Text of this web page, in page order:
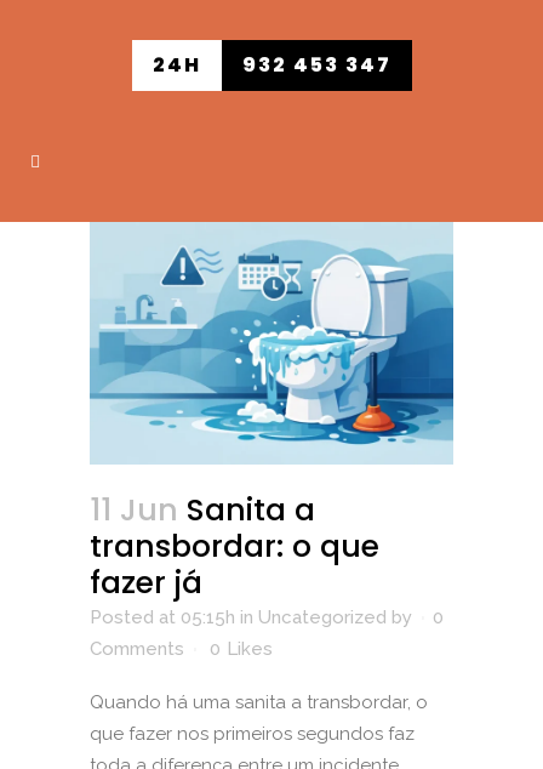
24H 932 453 347
11 Jun Sanita a
transbordar: o que
fazer já
Posted at 05:15h in Uncategorized by
0
Comments
0 Likes
Quando há uma sanita a transbordar, o
que fazer nos primeiros segundos faz